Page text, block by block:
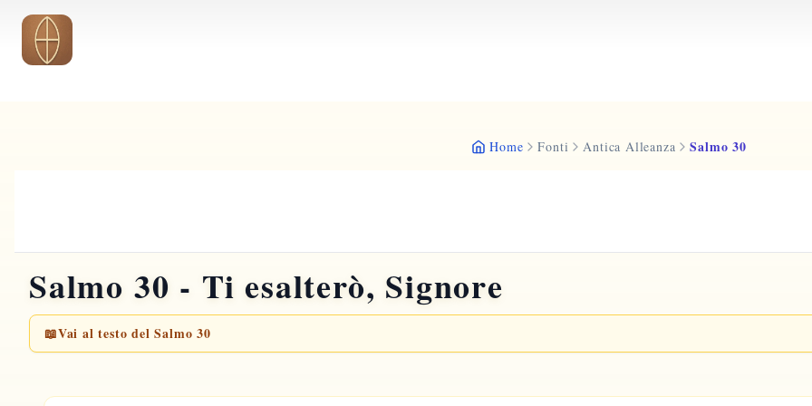
Vai al contenuto principale
Home Fonti Antica Alleanza Salmo 30
Salmo 30 - Ti esalterò, Signore
📖Vai al testo del Salmo 30